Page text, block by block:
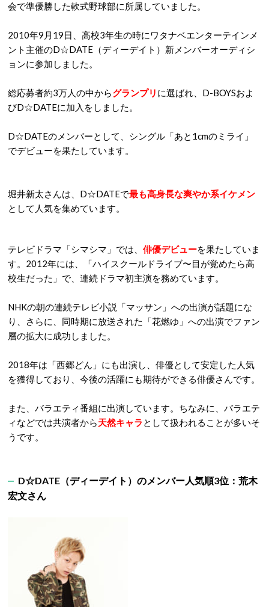
会で準優勝した軟式野球部に所属していました。
2010年9月19日、高校3年生の時にワタナベエンターテインメ
ント主催のD☆DATE（ディーデイト）新メンバーオーディシ
ョンに参加しました。
総応募者約3万人の中からグランプリ に選ばれ、D-BOYSおよ
びD☆DATEに加入をしました。
D☆DATEのメンバーとして、シングル「あと1cmのミライ」
でデビューを果たしています。
堀井新太さんは、D☆DATEで最も高身長な爽やか系イケメン
として人気を集めています。
テレビドラマ「シマシマ」では、 俳優デビューを果たしていま
す。2012年には、「ハイスクールドライブ〜目が覚めたら高
校生だった」で、連続ドラマ初主演を務めています。
NHKの朝の連続テレビ小説「マッサン」への出演が話題にな
り、さらに、同時期に放送された「花燃ゆ」への出演でファン
層の拡大に成功しました。
2018年は「西郷どん」にも出演し、俳優として安定した人気
を獲得しており、今後の活躍にも期待ができる俳優さんです。
また、バラエティ番組に出演しています。ちなみに、バラエテ
ィなどでは共演者から天然キャラとして扱われることが多いそ
うです。
D☆DATE （ディーデイト） のメンバー人気順3位：荒木
宏文さん